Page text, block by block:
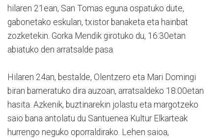
hilaren 21ean, San Tomas eguna ospatuko dute,
gabonetako eskulan, txistor banaketa eta hainbat
zozketekin. Gorka Mendik girotuko du, 16:30etan
abiatuko den arratsalde pasa.
Hilaren 24an, bestalde, Olentzero eta Mari Domingi
biran barneratuko dira auzoan, arratsaldeko 18:00etan
hasita. Azkenik, buztinarekin jolastu eta margotzeko
saio bana antolatu du Santuenea Kultur Elkarteak
hurrengo neguko oporraldirako. Lehen saioa,